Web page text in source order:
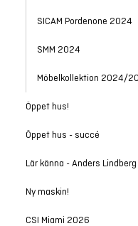
SICAM Pordenone 2024
SMM 2024
Möbelkollektion 2024/
Öppet hus!
Öppet hus - succé
Lär känna - Anders Lindberg
Ny maskin!
CSI Miami 2026